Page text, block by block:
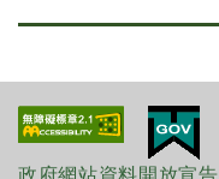
政府網站資料開放宣告